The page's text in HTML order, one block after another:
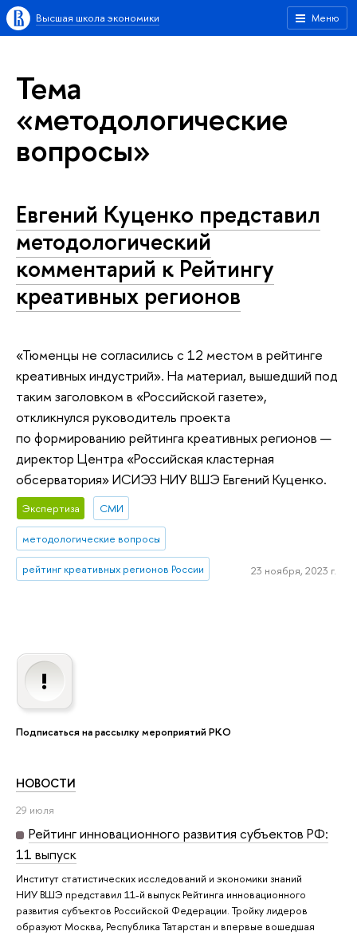
Меню
Высшая школа экономики
Подписаться на рассылку мероприятий РКО
НОВОСТИ
29 июля
Рейтинг инновационного развития субъектов РФ:
11 выпуск
Институт статистических исследований и экономики знаний
НИУ ВШЭ представил 11-й выпуск Рейтинга инновационного
развития субъектов Российской Федерации. Тройку лидеров
образуют Москва, Республика Татарстан и впервые вошедшая
Тема
«методологические
вопросы»
Евгений Куценко представил
методологический
комментарий к Рейтингу
креативных регионов
«Тюменцы не согласились с 12 местом в рейтинге
креативных индустрий». На материал, вышедший под
таким заголовком в «Российской газете»,
откликнулся руководитель проекта
по формированию рейтинга креативных регионов —
директор Центра «Российская кластерная
обсерватория» ИСИЭЗ НИУ ВШЭ Евгений Куценко.
Экспертиза СМИ
методологические вопросы
рейтинг креативных регионов России 23 ноября, 2023 г.